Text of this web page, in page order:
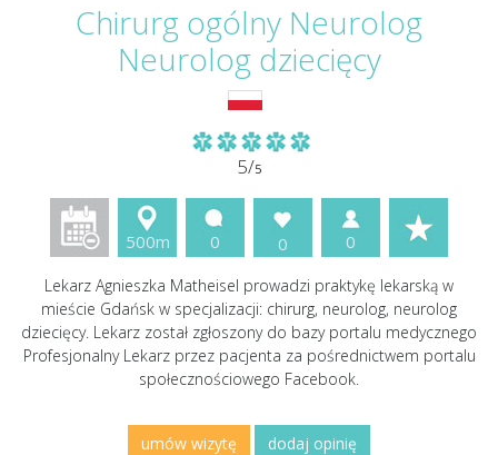
Chirurg ogólny Neurolog
Neurolog dziecięcy
5/5
500m 0 0 0
Lekarz Agnieszka Matheisel prowadzi praktykę lekarską w
mieście Gdańsk w specjalizacji: chirurg, neurolog, neurolog
dziecięcy. Lekarz został zgłoszony do bazy portalu medycznego
Profesjonalny Lekarz przez pacjenta za pośrednictwem portalu
społecznościowego Facebook.
umów wizytę dodaj opinię